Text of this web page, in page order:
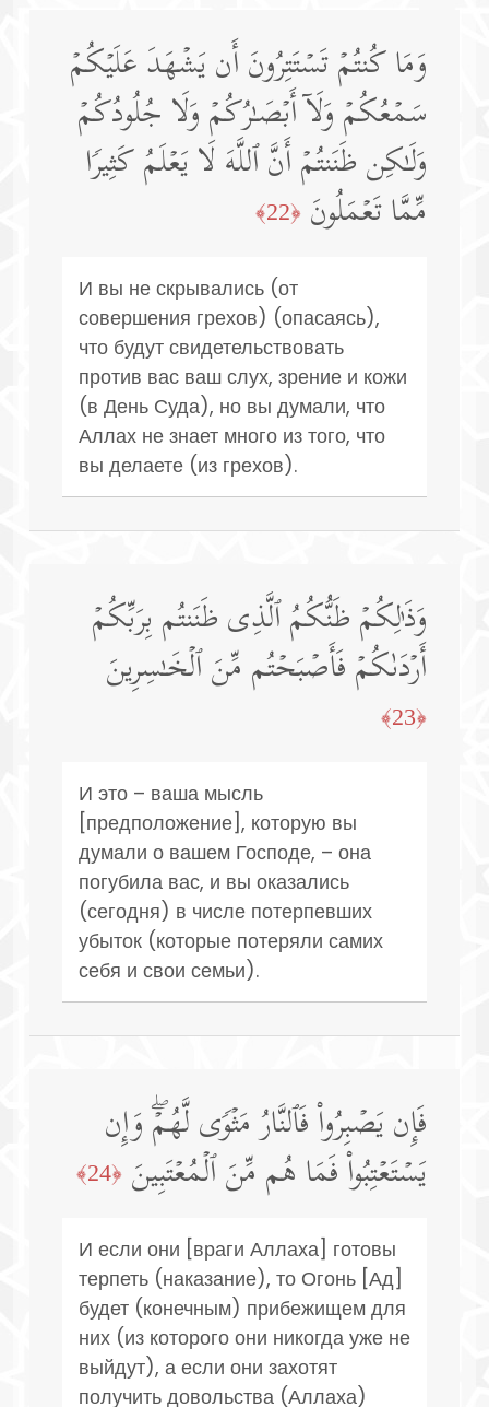
وَمَا كُنتُمۡ تَسۡتَتِرُونَ أَن یَشۡهَدَ عَلَیۡكُمۡ
سَمۡعُكُمۡ وَلَاۤ أَبۡصَـٰرُكُمۡ وَلَا جُلُودُكُمۡ
وَلَـٰكِن ظَنَنتُمۡ أَنَّ ٱللَّهَ لَا یَعۡلَمُ كَثِیرࣰا
مِّمَّا تَعۡمَلُونَ ﴿22﴾
И вы не скрывались (от
совершения грехов) (опасаясь),
что будут свидетельствовать
против вас ваш слух, зрение и кожи
(в День Суда), но вы думали, что
Аллах не знает много из того, что
вы делаете (из грехов).
وَذَ ٰ⁠لِكُمۡ ظَنُّكُمُ ٱلَّذِی ظَنَنتُم بِرَبِّكُمۡ
أَرۡدَىٰكُمۡ فَأَصۡبَحۡتُم مِّنَ ٱلۡخَـٰسِرِینَ
﴿23﴾
И это – ваша мысль
[предположение], которую вы
думали о вашем Господе, – она
погубила вас, и вы оказались
(сегодня) в числе потерпевших
убыток (которые потеряли самих
себя и свои семьи).
فَإِن یَصۡبِرُوا۟ فَٱلنَّارُ مَثۡوࣰى لَّهُمۡۖ وَإِن
یَسۡتَعۡتِبُوا۟ فَمَا هُم مِّنَ ٱلۡمُعۡتَبِینَ ﴿24﴾
И если они [враги Аллаха] готовы
терпеть (наказание), то Огонь [Ад]
будет (конечным) прибежищем для
них (из которого они никогда уже не
выйдут), а если они захотят
получить довольства (Аллаха)